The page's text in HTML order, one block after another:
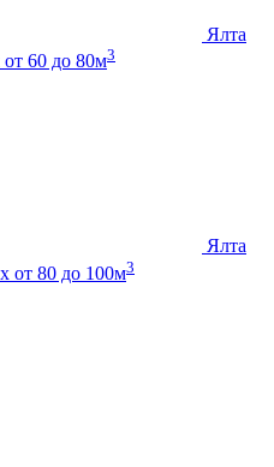
Ялта
60 до 80м3
Ялта
от 80 до 100м3